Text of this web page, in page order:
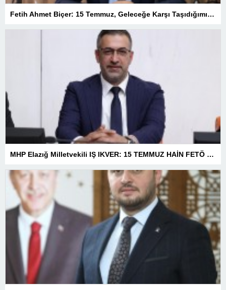
Fetih Ahmet Biçer: 15 Temmuz, Geleceğe Karşı Taşıdığımız Sorumluluğu Hatırlatan Bir Milattır
MHP Elazığ Milletvekili IŞ IKVER: 15 TEMMUZ HAİN FETÖ KALKIŞMASI TÜRKİYE’Yİ İŞGAL GİRİŞİMİDİR